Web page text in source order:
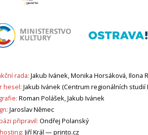
rada: Jakub Ivánek, Monika Horsáková, Ilona
hesel: Jakub Ivánek (Centrum regionálních
Roman Polášek, Jakub Ivánek
Jaroslav Němec
připravil: Ondřej Polanský
Jiří Král —printo.cz